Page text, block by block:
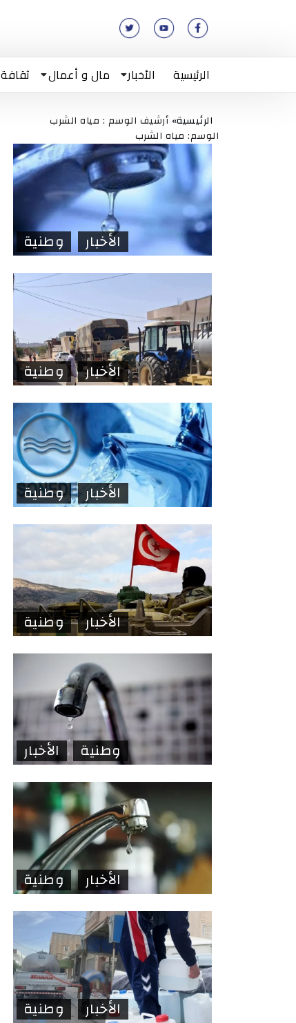
الرئيسية الأخبار مال و أعمال ثقافة
الرئيسية» أرشيف الوسم : مياه الشرب
الوسم: مياه الشرب
الأخبار وطنية
الأخبار وطنية
الأخبار وطنية
الأخبار وطنية
وطنية الأخبار
الأخبار وطنية
الأخبار وطنية